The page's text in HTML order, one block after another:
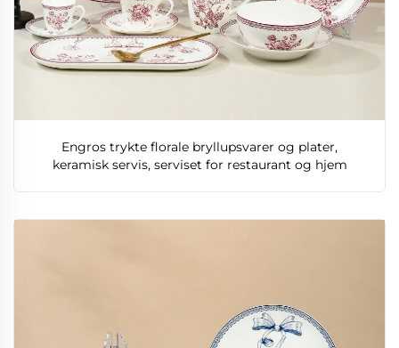
Engros trykte florale bryllupsvarer og plater,
keramisk servis, serviset for restaurant og hjem